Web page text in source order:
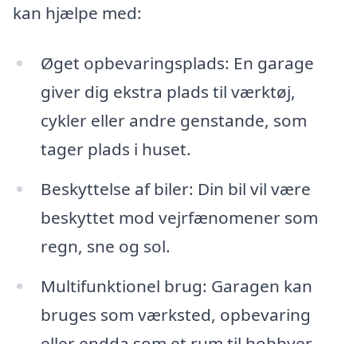
kan hjælpe med:
Øget opbevaringsplads: En garage
giver dig ekstra plads til værktøj,
cykler eller andre genstande, som
tager plads i huset.
Beskyttelse af biler: Din bil vil være
beskyttet mod vejrfænomener som
regn, sne og sol.
Multifunktionel brug: Garagen kan
bruges som værksted, opbevaring